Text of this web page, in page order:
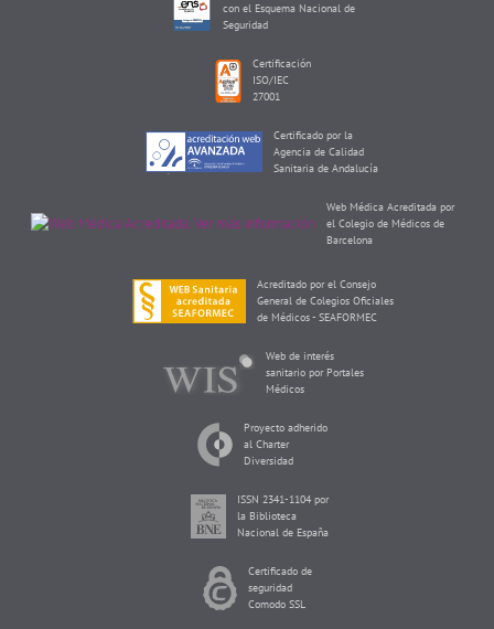
con el Esquema Nacional de
Seguridad
Certificación
ISO/IEC
27001
Certificado por la
Agencia de Calidad
Sanitaria de Andalucía
Web Médica Acreditada por
el Colegio de Médicos de
Barcelona
Acreditado por el Consejo
General de Colegios Oficiales
de Médicos - SEAFORMEC
Web de interés
sanitario por Portales
Médicos
Proyecto adherido
al Charter
Diversidad
ISSN 2341-1104 por
la Biblioteca
Nacional de España
Certificado de
seguridad
Comodo SSL